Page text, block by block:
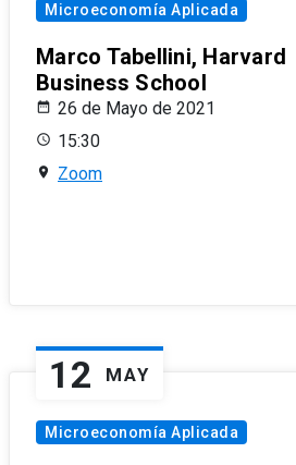
Microeconomía Aplicada
Marco Tabellini, Harvard
Business School
26 de Mayo de 2021
15:30
Zoom
12 MAY
Microeconomía Aplicada